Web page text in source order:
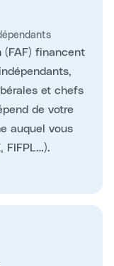
(FAF) financent
et chefs
de votre
auquel vous
FIFPL…).